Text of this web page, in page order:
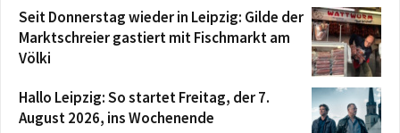
Seit Donnerstag wieder in Leipzig: Gilde der
Marktschreier gastiert mit Fischmarkt am
Völki
Hallo Leipzig: So startet Freitag, der 7.
August 2026, ins Wochenende